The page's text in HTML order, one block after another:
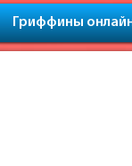
Гриффины